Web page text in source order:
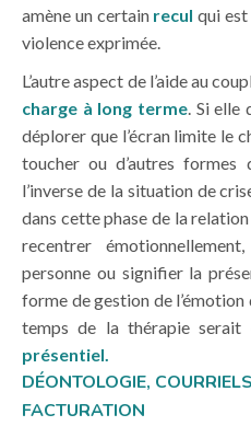
amène un certain recul qui est
violence exprimée.
L’autre aspect de l’aide au
charge à long terme. Si elle
déplorer que l’écran limite le
toucher ou d’autres
l’inverse de la situation de
dans cette phase de la
recentrer
personne ou signifier la
forme de gestion de l’émotion
temps de la thérapie
présentiel.
DÉONTOLOGIE,
FACTURATION